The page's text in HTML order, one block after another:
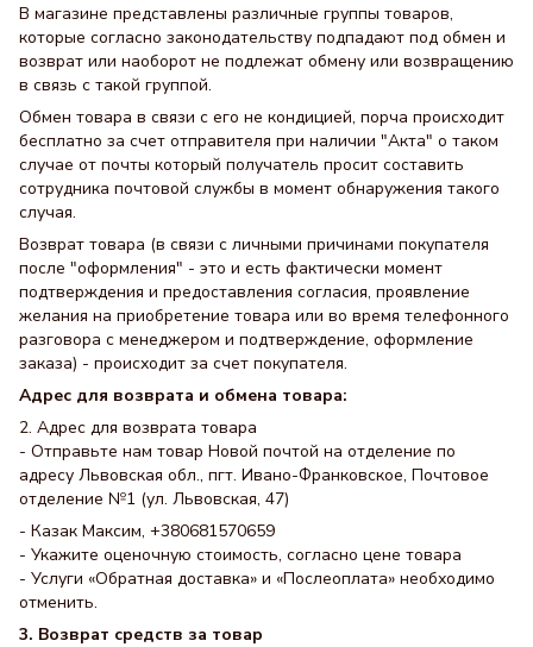
В магазине представлены различные группы товаров,
которые согласно законодательству подпадают под обмен и
возврат или наоборот не подлежат обмену или возвращению
в связь с такой группой.
Обмен товара в связи с его не кондицией, порча происходит
бесплатно за счет отправителя при наличии "Акта" о таком
случае от почты который получатель просит составить
сотрудника почтовой службы в момент обнаружения такого
случая.
Возврат товара (в связи с личными причинами покупателя
после "оформления" - это и есть фактически момент
подтверждения и предоставления согласия, проявление
желания на приобретение товара или во время телефонного
разговора с менеджером и подтверждение, оформление
заказа) - происходит за счет покупателя.
Адрес для возврата и обмена товара:
2. Адрес для возврата товара
- Отправьте нам товар Новой почтой на отделение по
адресу Львовская обл., пгт. Ивано-Франковское, Почтовое
отделение №1 (ул. Львовская, 47)
- Казак Максим, +380681570659
- Укажите оценочную стоимость, согласно цене товара
- Услуги «Обратная доставка» и «Послеоплата» необходимо
отменить.
3. Возврат средств за товар